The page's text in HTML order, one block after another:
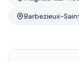
Barbezieux-